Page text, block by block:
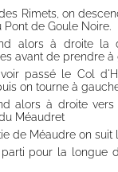
Rimets, on
Pont de Goule Noire.
alors à droite la
avant de prendre
passé le Col
on tourne à
alors à droite
Méaudret
de Méaudre on suit
pour la longue